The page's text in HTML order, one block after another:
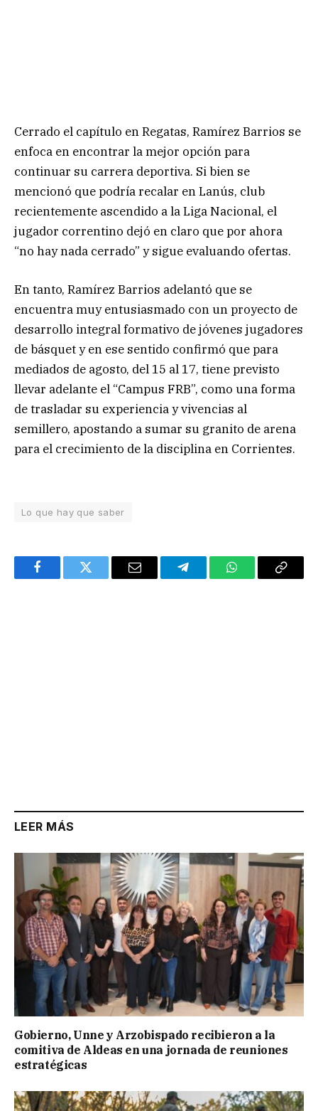
Cerrado el capítulo en Regatas, Ramírez Barrios se
enfoca en encontrar la mejor opción para
continuar su carrera deportiva. Si bien se
mencionó que podría recalar en Lanús, club
recientemente ascendido a la Liga Nacional, el
jugador correntino dejó en claro que por ahora
“no hay nada cerrado” y sigue evaluando ofertas.
En tanto, Ramírez Barrios adelantó que se
encuentra muy entusiasmado con un proyecto de
desarrollo integral formativo de jóvenes jugadores
de básquet y en ese sentido confirmó que para
mediados de agosto, del 15 al 17, tiene previsto
llevar adelante el “Campus FRB”, como una forma
de trasladar su experiencia y vivencias al
semillero, apostando a sumar su granito de arena
para el crecimiento de la disciplina en Corrientes.
Lo que hay que saber
FacebookTwitter Email TelegramWhatsAppCopy
LEER MÁS
Gobierno, Unne y Arzobispado recibieron a la
comitiva de Aldeas en una jornada de reuniones
estratégicas